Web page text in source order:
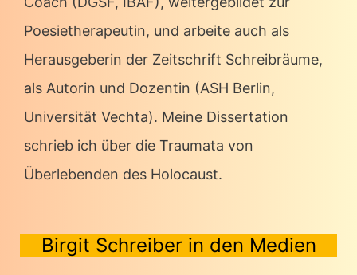
Poesietherapeutin, und arbeite auch als
Herausgeberin der Zeitschrift Schreibräume,
als Autorin und Dozentin (ASH Berlin,
Universität Vechta). Meine Dissertation
schrieb ich über die Traumata von
Überlebenden des Holocaust.
Birgit Schreiber in den Medien